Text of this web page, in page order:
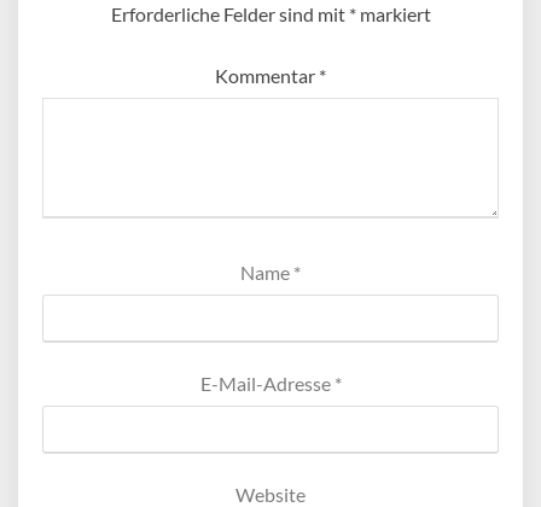
Erforderliche Felder sind mit *markiert
Kommentar *
Name *
E-Mail-Adresse *
Website